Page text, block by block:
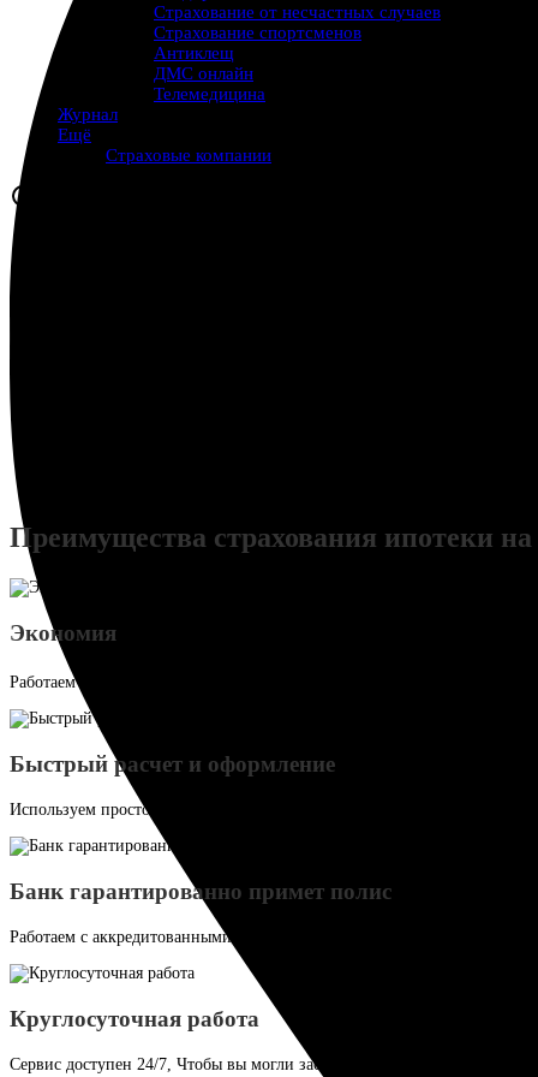
Страхование от несчастных случаев
Страхование спортсменов
Антиклещ
ДМС онлайн
Телемедицина
Журнал
Ещё
Страховые компании
Преимущества страхования ипотеки
Экономия
Работаем без комиссии — цены такие же, как в страховых и даже
Быстрый расчет и оформление
Используем простой и удобный интерфейс, чтобы вы могли
Банк гарантированно примет полис
Работаем с аккредитованными компаниями, поэтому кредитор точно
Круглосуточная работа
Сервис доступен 24/7, Чтобы вы могли застраховать имущество и